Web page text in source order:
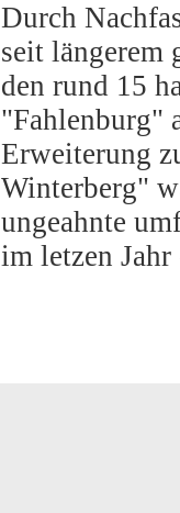
Durch
seit längerem
den rund 15
"Fahlenburg"
Erweiterung
Winterberg"
ungeahnte
im letzen